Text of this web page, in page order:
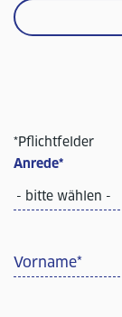
*Pflichtfelder
Anrede*
- bitte wählen -
Vorname*